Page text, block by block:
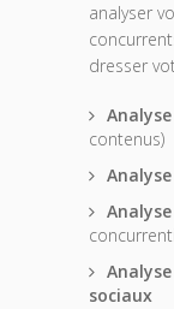
analyser
dresser
contenus)
sociaux